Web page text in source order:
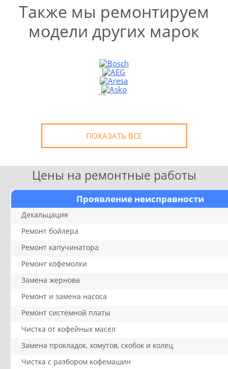
УЗНАТЬ СТОИМОСТЬ
Выезд и диагностика
БЕСПЛАТНО *
* в случае ремонта
Также мы ремонтируем
модели других марок
ПОКАЗАТЬ ВСЕ
Цены на ремонтные работы
Проявление неисправности
Декальцация
Ремонт бойлера
Ремонт капучинатора
Ремонт кофемолки
Замена жернова
Ремонт и замена насоса
Ремонт системной платы
Чистка от кофейных масел
Замена прокладок, хомутов, скобок и колец
Чистка с разбором кофемашин